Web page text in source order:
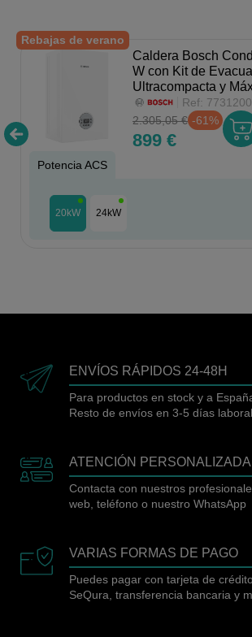
Rebajas de verano
Caldera Bosch
W con Kit de
Ultracompacta y
ACS (hasta 30 kW).
Ref:
2.305,05 € -61%
899 €
Potencia ACS
20kW 24kW
ENVÍOS RÁPIDOS 24-48H
Para productos en stock y a
Resto de envíos en 3-5 días
ATENCIÓN PERSONALIZADA
Contacta con nuestros
web, teléfono o nuestro WhatsApp
VARIAS FORMAS DE PAGO
Puedes pagar con tarjeta de
SeQura, transferencia bancaria y